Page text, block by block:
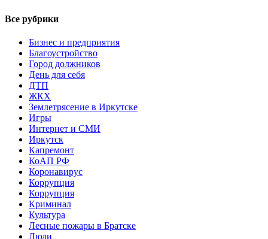
Все рубрики
Бизнес и предприятия
Благоустройство
Город должников
День для себя
ДТП
ЖКХ
Землетрясение в Иркутске
Игры
Интернет и СМИ
Иркутск
Капремонт
КоАП РФ
Коронавирус
Коррупция
Коррупция
Криминал
Культура
Лесные пожары в Братске
Люди